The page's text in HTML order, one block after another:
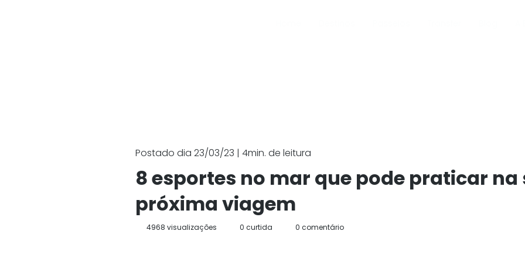
Postado dia 23/03/23 | 4min. de leitura
8 esportes no mar que pode praticar na
próxima viagem
0 comentário
0 curtida
4968 visualizações